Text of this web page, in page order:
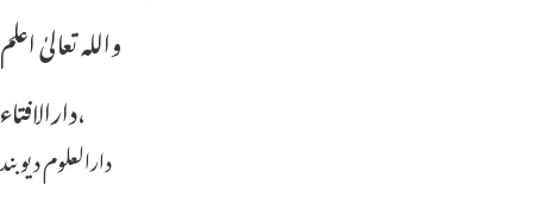
واللہ تعالیٰ اعلم
دارالافتاء،
دارالعلوم دیوبند